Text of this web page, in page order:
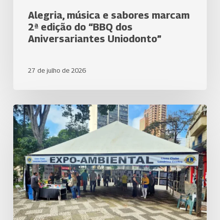
Alegria, música e sabores marcam
2ª edição do “BBQ dos
Aniversariantes Uniodonto”
27 de julho de 2026
Uniodonto
Londrina
participa
da
EXPO
Ambiental
2026
e
apoia
projetos
de